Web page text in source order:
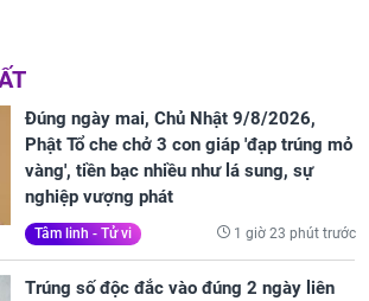
Đúng ngày mai, Chủ Nhật 9/8/2026,
Phật Tổ che chở 3 con giáp 'đạp trúng mỏ
vàng', tiền bạc nhiều như lá sung, sự
nghiệp vượng phát
Tâm linh - Tử vi 1 giờ 23 phút trước
Trúng số độc đắc vào đúng 2 ngày liên